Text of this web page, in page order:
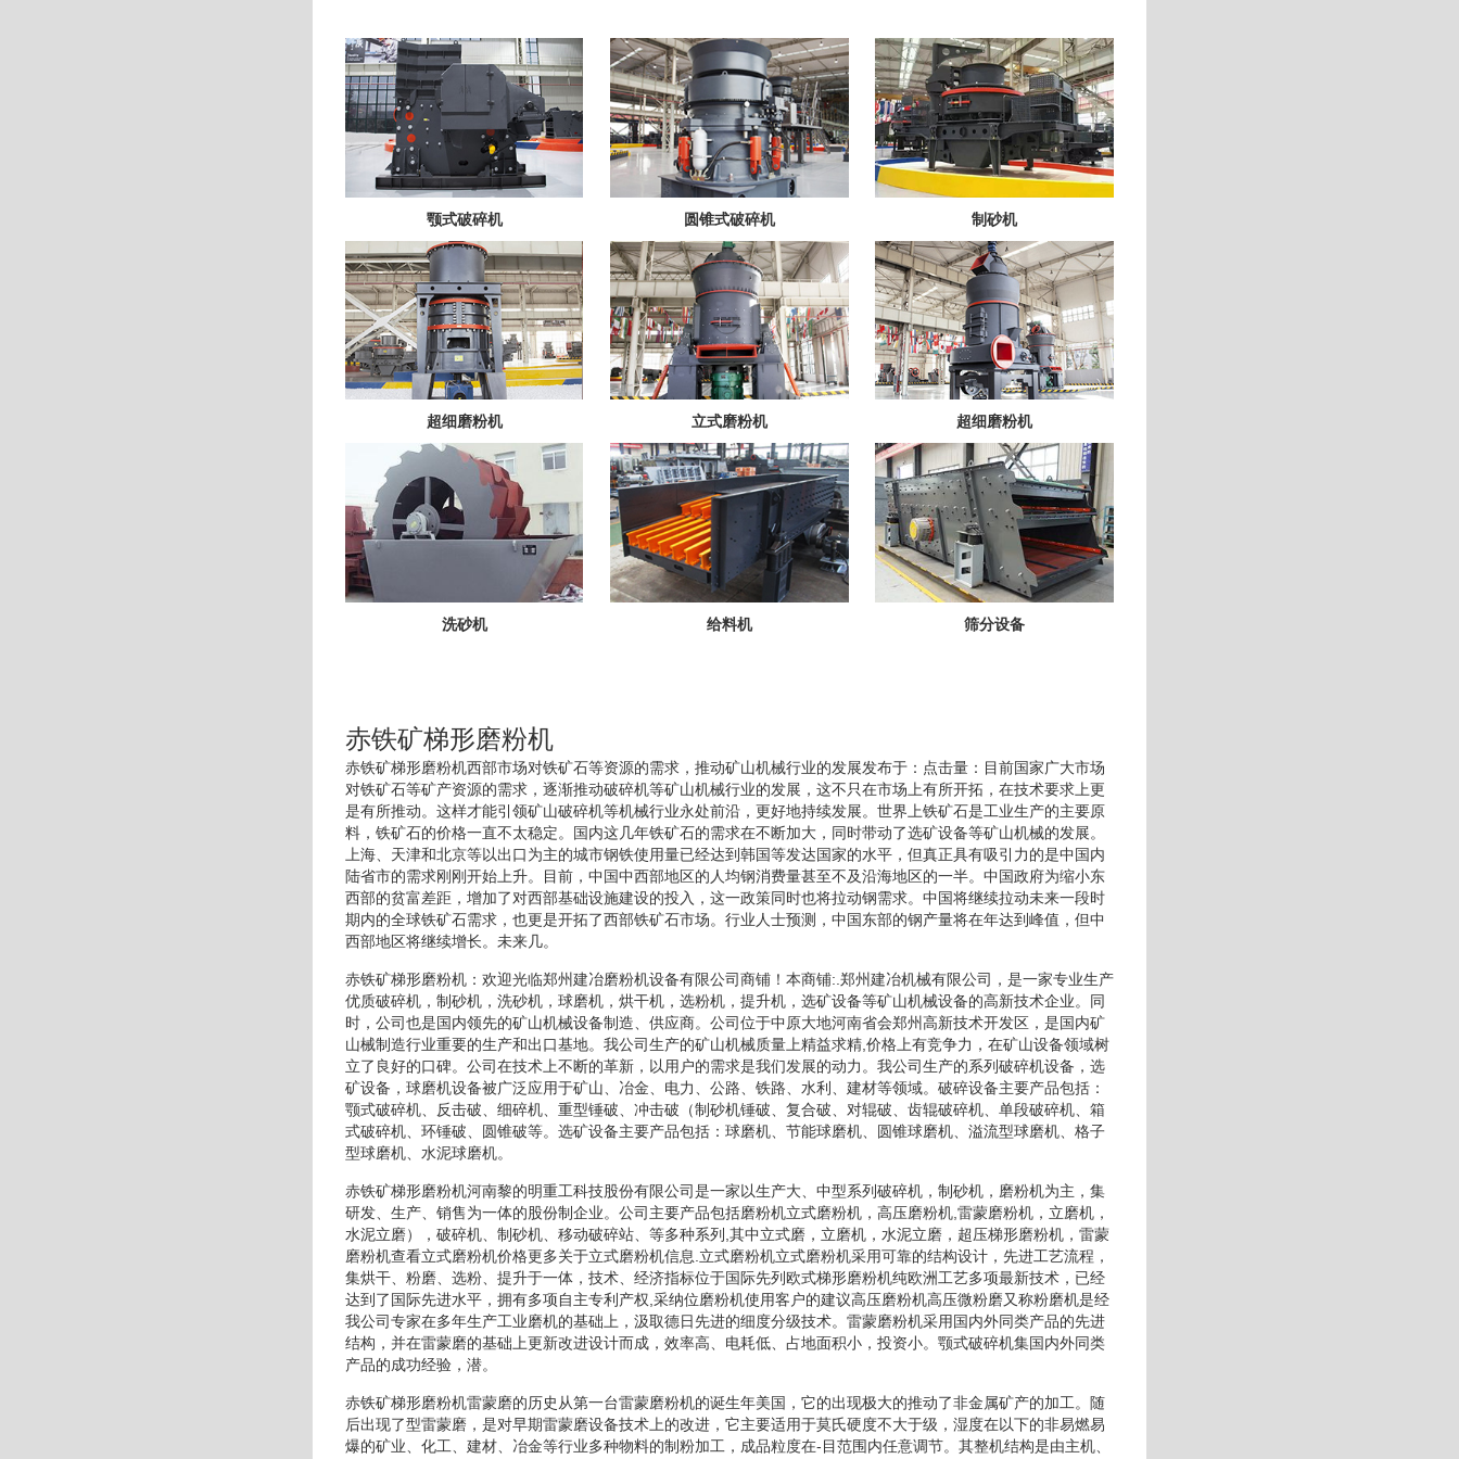
颚式破碎机 圆锥式破碎机 制砂机
超细磨粉机 立式磨粉机 超细磨粉机
洗砂机 给料机 筛分设备
赤铁矿梯形磨粉机
赤铁矿梯形磨粉机西部市场对铁矿石等资源的需求，推动矿山机械行业的发展发布于：点击量：目前国家广大市场
对铁矿石等矿产资源的需求，逐渐推动破碎机等矿山机械行业的发展，这不只在市场上有所开拓，在技术要求上更
是有所推动。这样才能引领矿山破碎机等机械行业永处前沿，更好地持续发展。世界上铁矿石是工业生产的主要原
料，铁矿石的价格一直不太稳定。国内这几年铁矿石的需求在不断加大，同时带动了选矿设备等矿山机械的发展。
上海、天津和北京等以出口为主的城市钢铁使用量已经达到韩国等发达国家的水平，但真正具有吸引力的是中国内
陆省市的需求刚刚开始上升。目前，中国中西部地区的人均钢消费量甚至不及沿海地区的一半。中国政府为缩小东
西部的贫富差距，增加了对西部基础设施建设的投入，这一政策同时也将拉动钢需求。中国将继续拉动未来一段时
期内的全球铁矿石需求，也更是开拓了西部铁矿石市场。行业人士预测，中国东部的钢产量将在年达到峰值，但中
西部地区将继续增长。未来几。
赤铁矿梯形磨粉机：欢迎光临郑州建冶磨粉机设备有限公司商铺！本商铺:.郑州建冶机械有限公司，是一家专业生产
优质破碎机，制砂机，洗砂机，球磨机，烘干机，选粉机，提升机，选矿设备等矿山机械设备的高新技术企业。同
时，公司也是国内领先的矿山机械设备制造、供应商。公司位于中原大地河南省会郑州高新技术开发区，是国内矿
山械制造行业重要的生产和出口基地。我公司生产的矿山机械质量上精益求精,价格上有竞争力，在矿山设备领域树
立了良好的口碑。公司在技术上不断的革新，以用户的需求是我们发展的动力。我公司生产的系列破碎机设备，选
矿设备，球磨机设备被广泛应用于矿山、冶金、电力、公路、铁路、水利、建材等领域。破碎设备主要产品包括：
颚式破碎机、反击破、细碎机、重型锤破、冲击破（制砂机锤破、复合破、对辊破、齿辊破碎机、单段破碎机、箱
式破碎机、环锤破、圆锥破等。选矿设备主要产品包括：球磨机、节能球磨机、圆锥球磨机、溢流型球磨机、格子
型球磨机、水泥球磨机。
赤铁矿梯形磨粉机河南黎的明重工科技股份有限公司是一家以生产大、中型系列破碎机，制砂机，磨粉机为主，集
研发、生产、销售为一体的股份制企业。公司主要产品包括磨粉机立式磨粉机，高压磨粉机,雷蒙磨粉机，立磨机，
水泥立磨），破碎机、制砂机、移动破碎站、等多种系列,其中立式磨，立磨机，水泥立磨，超压梯形磨粉机，雷蒙
磨粉机查看立式磨粉机价格更多关于立式磨粉机信息.立式磨粉机立式磨粉机采用可靠的结构设计，先进工艺流程，
集烘干、粉磨、选粉、提升于一体，技术、经济指标位于国际先列欧式梯形磨粉机纯欧洲工艺多项最新技术，已经
达到了国际先进水平，拥有多项自主专利产权,采纳位磨粉机使用客户的建议高压磨粉机高压微粉磨又称粉磨机是经
我公司专家在多年生产工业磨机的基础上，汲取德日先进的细度分级技术。雷蒙磨粉机采用国内外同类产品的先进
结构，并在雷蒙磨的基础上更新改进设计而成，效率高、电耗低、占地面积小，投资小。颚式破碎机集国内外同类
产品的成功经验，潜。
赤铁矿梯形磨粉机雷蒙磨的历史从第一台雷蒙磨粉机的诞生年美国，它的出现极大的推动了非金属矿产的加工。随
后出现了型雷蒙磨，是对早期雷蒙磨设备技术上的改进，它主要适用于莫氏硬度不大于级，湿度在以下的非易燃易
爆的矿业、化工、建材、冶金等行业多种物料的制粉加工，成品粒度在-目范围内任意调节。其整机结构是由主机、